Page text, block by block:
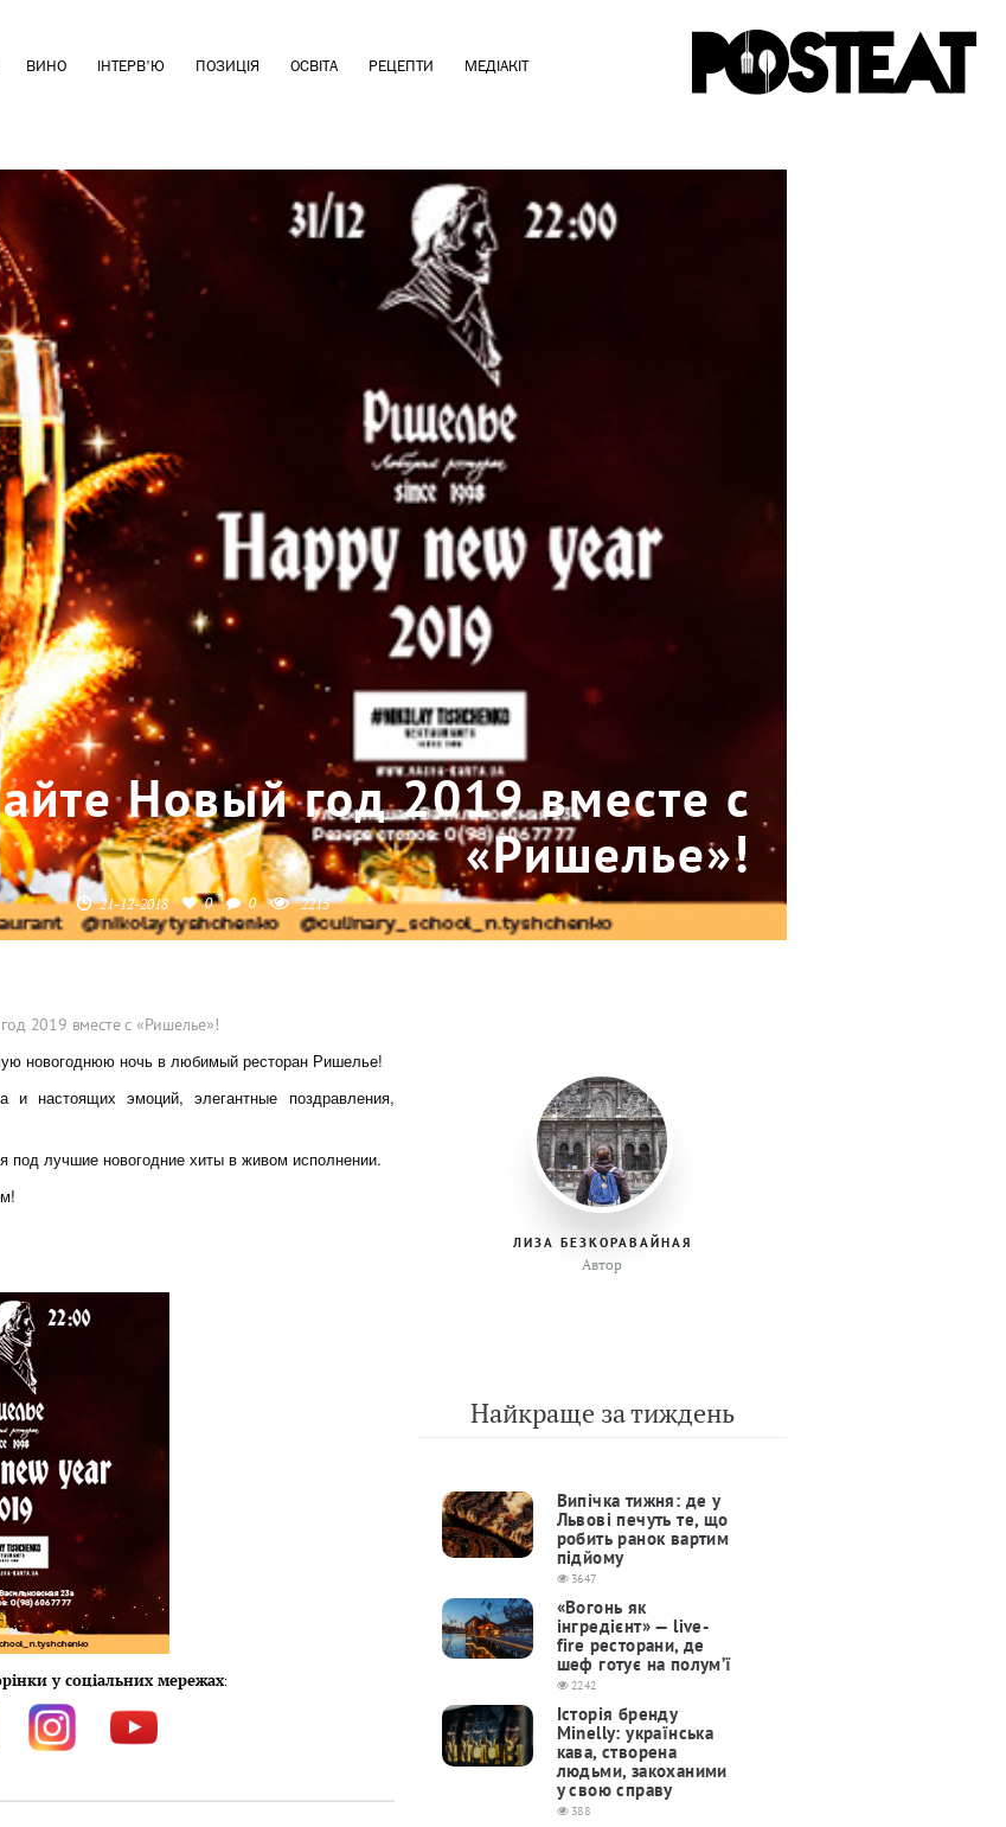
ВИНО ІНТЕРВ'Ю ПОЗИЦІЯ ОСВІТА РЕЦЕПТИ МЕДІАКІТ
Новый год 2019 вместе с
«Ришелье»!
21-12-2018 0 0 2215
2019 вместе с «Ришелье»!
новогоднюю ночь в любимый ресторан Ришелье!
настоящих эмоций, элегантные поздравления,
под лучшие новогодние хиты в живом исполнении.
у соціальних мережах:
ЛИЗА БЕЗКОРАВАЙНАЯ
Автор
Найкраще за тиждень
Випічка тижня: де у
Львові печуть те, що
робить ранок вартим
підйому
3647
«Вогонь як
інгредієнт» — live-
fire ресторани, де
шеф готує на полум’ї
2242
Історія бренду
Minelly: українська
кава, створена
людьми, закоханими
у свою справу
388